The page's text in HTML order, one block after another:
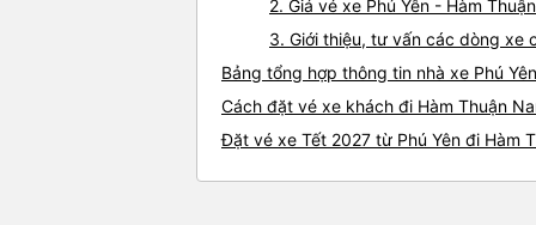
2. Giá vé xe Phú Yên - Hàm
3. Giới thiệu, tư vấn các dòng xe
Bảng tổng hợp thông tin nhà xe Phú
Cách đặt vé xe khách đi Hàm Thuận
Đặt vé xe Tết 2027 từ Phú Yên đi Hàm